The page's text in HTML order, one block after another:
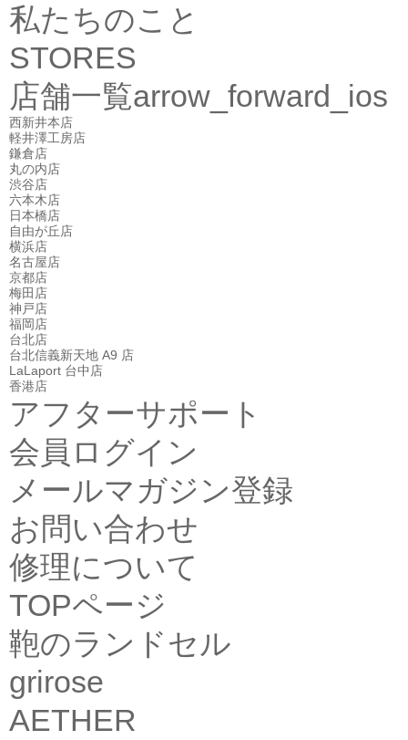
私たちのこと
STORES
店舗一覧arrow_forward_ios
西新井本店
軽井澤工房店
鎌倉店
丸の内店
渋谷店
六本木店
日本橋店
自由が丘店
横浜店
名古屋店
京都店
梅田店
神戸店
福岡店
台北店
台北信義新天地 A9 店
LaLaport 台中店
香港店
アフターサポート
会員ログイン
メールマガジン登録
お問い合わせ
修理について
TOPページ
鞄のランドセル
grirose
AETHER